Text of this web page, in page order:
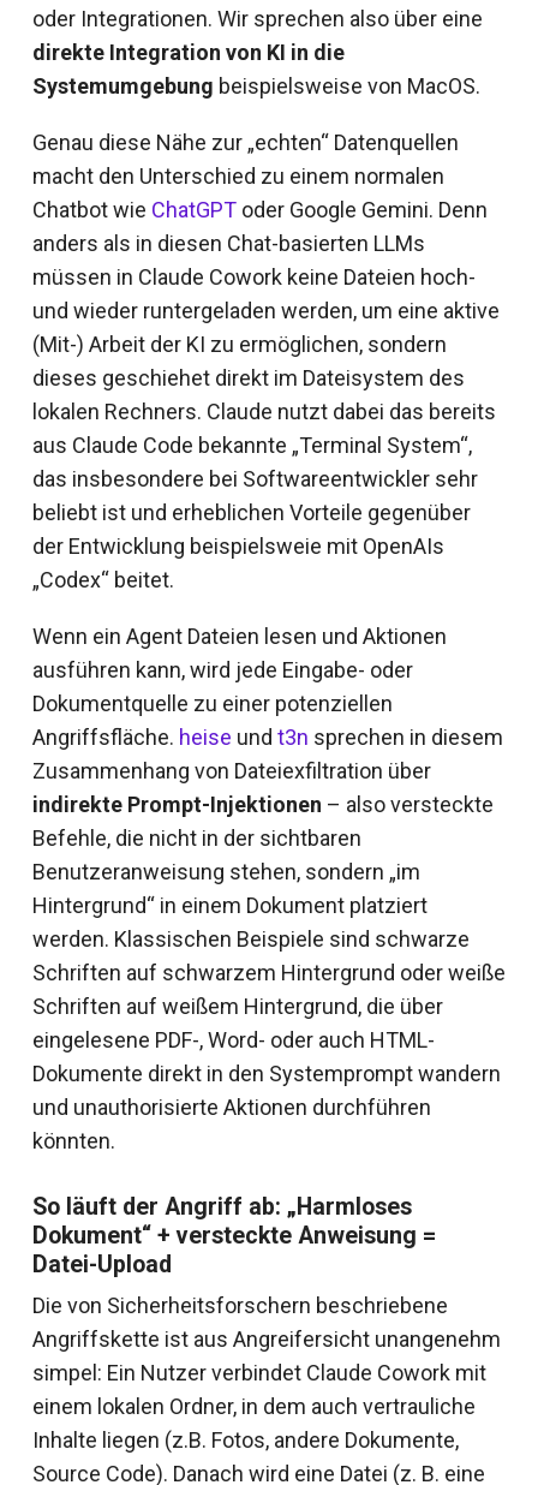
oder Integrationen. Wir sprechen also über eine
direkte Integration von KI in die
Systemumgebung beispielsweise von MacOS.
Genau diese Nähe zur „echten“ Datenquellen
macht den Unterschied zu einem normalen
Chatbot wie ChatGPToder Google Gemini. Denn
anders als in diesen Chat-basierten LLMs
müssen in Claude Cowork keine Dateien hoch-
und wieder runtergeladen werden, um eine aktive
(Mit-) Arbeit der KI zu ermöglichen, sondern
dieses geschiehet direkt im Dateisystem des
lokalen Rechners. Claude nutzt dabei das bereits
aus Claude Code bekannte „Terminal System“,
das insbesondere bei Softwareentwickler sehr
beliebt ist und erheblichen Vorteile gegenüber
der Entwicklung beispielsweie mit OpenAIs
„Codex“ beitet.
Wenn ein Agent Dateien lesen und Aktionen
ausführen kann, wird jede Eingabe- oder
Dokumentquelle zu einer potenziellen
Angriffsfläche. heise und t3n sprechen in diesem
Zusammenhang von Dateiexfiltration über
indirekte Prompt-Injektionen – also versteckte
Befehle, die nicht in der sichtbaren
Benutzeranweisung stehen, sondern „im
Hintergrund“ in einem Dokument platziert
werden. Klassischen Beispiele sind schwarze
Schriften auf schwarzem Hintergrund oder weiße
Schriften auf weißem Hintergrund, die über
eingelesene PDF-, Word- oder auch HTML-
Dokumente direkt in den Systemprompt wandern
und unauthorisierte Aktionen durchführen
könnten.
So läuft der Angriff ab: „Harmloses
Dokument“ + versteckte Anweisung =
Datei-Upload
Die von Sicherheitsforschern beschriebene
Angriffskette ist aus Angreifersicht unangenehm
simpel: Ein Nutzer verbindet Claude Cowork mit
einem lokalen Ordner, in dem auch vertrauliche
Inhalte liegen (z.B. Fotos, andere Dokumente,
Source Code). Danach wird eine Datei (z. B. eine